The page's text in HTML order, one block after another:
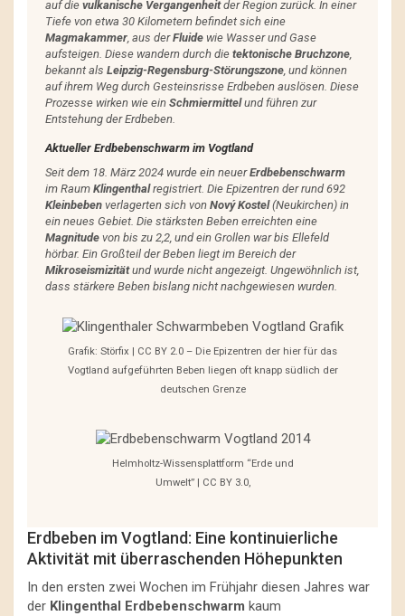
auf die vulkanische Vergangenheitder Region zurück. In einer
Tiefe von etwa 30 Kilometern befindet sich eine
Magmakammer, aus derFluide wie Wasser und Gase
aufsteigen. Diese wandern durch die tektonische Bruchzone,
bekannt als Leipzig-Regensburg-Störungszone, und können
auf ihrem Weg durch Gesteinsrisse Erdbeben auslösen. Diese
Prozesse wirken wie ein Schmiermittelund führen zur
Entstehung der Erdbeben.
Aktueller Erdbebenschwarm im Vogtland
Seit dem 18. März 2024 wurde ein neuerErdbebenschwarm
im Raum Klingenthalregistriert. Die Epizentren der rund 692
Kleinbeben verlagerten sich von Nový Kostel(Neukirchen) in
ein neues Gebiet. Die stärksten Beben erreichten eine
Magnitude von bis zu 2,2, und ein Grollen war bis Ellefeld
hörbar. Ein Großteil der Beben liegt im Bereich der
Mikroseismizitätund wurde nicht angezeigt. Ungewöhnlich ist,
dass stärkere Beben bislang nicht nachgewiesen wurden.
Grafik: Störfix | CC BY 2.0 – Die Epizentren der hier für das
Vogtland aufgeführten Beben liegen oft knapp südlich der
deutschen Grenze
Helmholtz-Wissensplattform “Erde und
Umwelt” | CC BY 3.0,
Erdbeben im Vogtland: Eine kontinuierliche
Aktivität mit überraschenden Höhepunkten
In den ersten zwei Wochen im Frühjahr diesen Jahres war
der Klingenthal Erdbebenschwarm kaum